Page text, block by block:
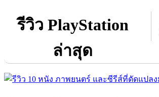
รีวิว PlayStation
ล่าสุด